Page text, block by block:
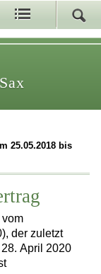
25.05.2018 bis
der zuletzt
April 2020